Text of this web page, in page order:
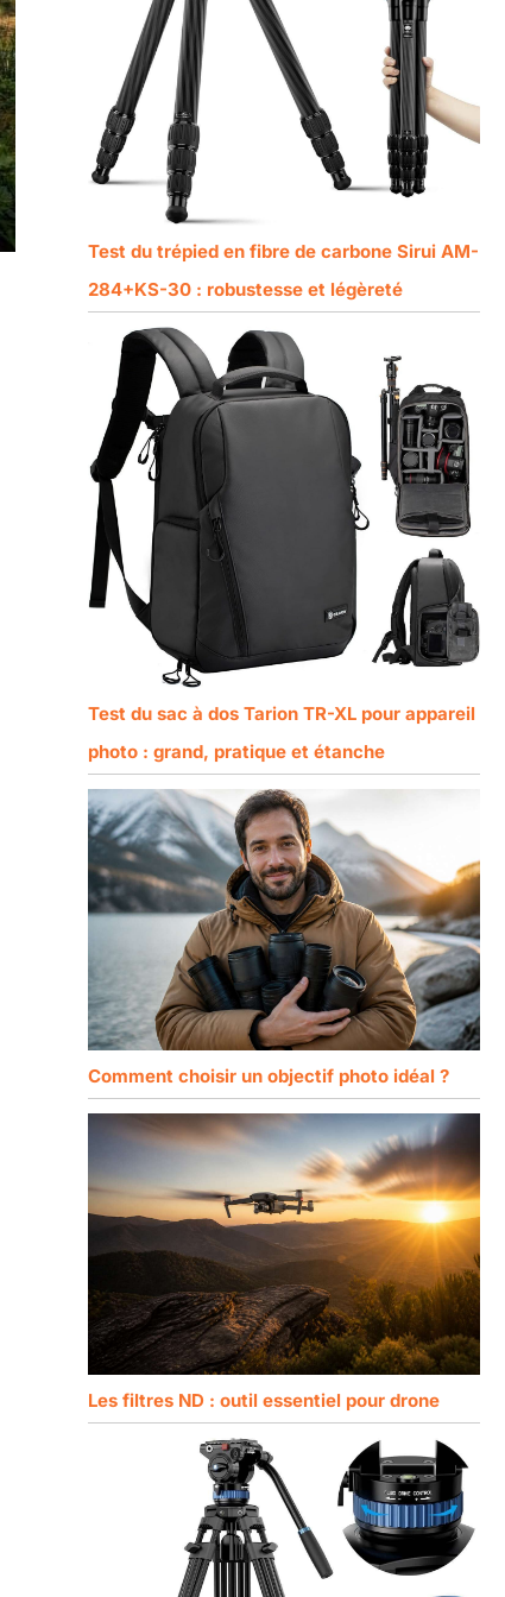
Test du trépied en fibre de carbone Sirui AM-
284+KS-30 : robustesse et légèreté
Test du sac à dos Tarion TR-XL pour appareil
photo : grand, pratique et étanche
Comment choisir un objectif photo idéal ?
Les filtres ND : outil essentiel pour drone